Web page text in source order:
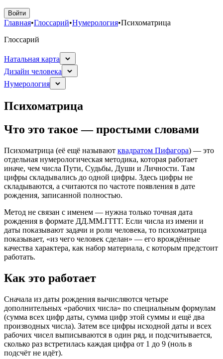
Войти
Главная•Глоссарий•Нумерология•Психоматрица
Глоссарий
Натальная карта
Дизайн человека
Нумерология
Психоматрица
Что это такое — простыми словами
Психоматрица (её ещё называют квадратом Пифагора) — это
отдельная нумерологическая методика, которая работает
иначе, чем числа Пути, Судьбы, Души и Личности. Там
цифры складывались до одной цифры. Здесь цифры не
складываются, а считаются по частоте появления в дате
рождения, записанной полностью.
Метод не связан с именем — нужна только точная дата
рождения в формате ДД.ММ.ГГГГ. Если числа из имени и
даты показывают задачи и роли человека, то психоматрица
показывает, «из чего человек сделан» — его врождённые
качества характера, как набор материала, с которым предстоит
работать.
Как это работает
Сначала из даты рождения вычисляются четыре
дополнительных «рабочих числа» по специальным формулам
(сумма всех цифр даты, сумма цифр этой суммы и ещё два
производных числа). Затем все цифры исходной даты и всех
рабочих чисел выписываются в один ряд, и подсчитывается,
сколько раз встретилась каждая цифра от 1 до 9 (ноль в
подсчёт не идёт).